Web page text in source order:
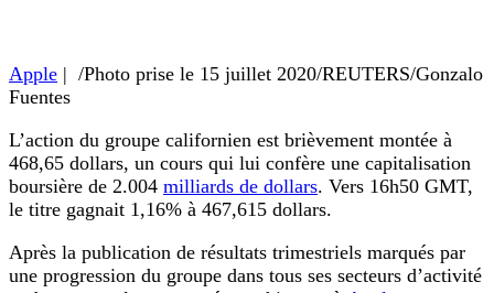
Apple | /Photo prise le 15 juillet 2020/REUTERS/Gonzalo
Fuentes
L’action du groupe californien est brièvement montée à
468,65 dollars, un cours qui lui confère une capitalisation
boursière de 2.004 milliards de dollars. Vers 16h50 GMT,
le titre gagnait 1,16% à 467,615 dollars.
Après la publication de résultats trimestriels marqués par
une progression du groupe dans tous ses secteurs d’activité